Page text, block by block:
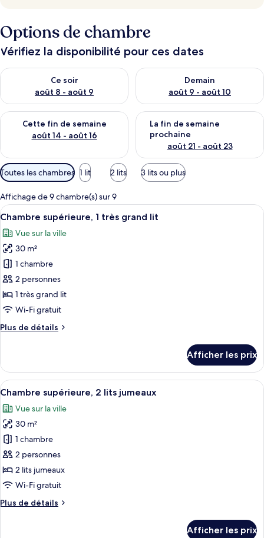
Options de chambre
Vérifiez la disponibilité pour ces dates
Ce soir
août 8 - août 9
Vérifier la disponibilité pour ce soir août 8 - août 9
Demain
août 9 - août 10
Vérifier la disponibilité pour
Cette fin de semaine
août 14 - août 16
Vérifier la disponibilité pour cette fin de semaine août 14 -
La fin de semaine
prochaine
août 21 - août 23
Vérifier la disponibilité pour
Filtres
disponibles
pour
les
chambres
Toutes les chambres 1 lit 2 lits 3 lits ou plus
Affichage de 9 chambre(s) sur 9
Afficher
toutes
les
photos
pour
ce
type
de
chambre :
Chambre
très
grand
lit
Une chambre d’hôtel moderne
5
Chambre supérieure, 1 très grand lit
Vue sur la ville
30 m²
1 chambre
2 personnes
1 très grand lit
Wi-Fi gratuit
Plus de détails
Plus
Chambre
supérieure,
1
grand
lit
Afficher les prix
Afficher
toutes
les
photos
pour
ce
type
de
chambre :
Chambre
Une chambre d’hôtel avec deux
6
Chambre supérieure, 2 lits jumeaux
Vue sur la ville
30 m²
1 chambre
2 personnes
2 lits jumeaux
Wi-Fi gratuit
Plus de détails
Plus
Afficher les prix